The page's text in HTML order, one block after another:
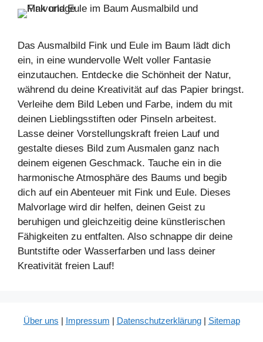
Das Ausmalbild Fink und Eule im Baum lädt dich
ein, in eine wundervolle Welt voller Fantasie
einzutauchen. Entdecke die Schönheit der Natur,
während du deine Kreativität auf das Papier bringst.
Verleihe dem Bild Leben und Farbe, indem du mit
deinen Lieblingsstiften oder Pinseln arbeitest.
Lasse deiner Vorstellungskraft freien Lauf und
gestalte dieses Bild zum Ausmalen ganz nach
deinem eigenen Geschmack. Tauche ein in die
harmonische Atmosphäre des Baums und begib
dich auf ein Abenteuer mit Fink und Eule. Dieses
Malvorlage wird dir helfen, deinen Geist zu
beruhigen und gleichzeitig deine künstlerischen
Fähigkeiten zu entfalten. Also schnappe dir deine
Buntstifte oder Wasserfarben und lass deiner
Kreativität freien Lauf!
Über uns | Impressum | Datenschutzerklärung| Sitemap